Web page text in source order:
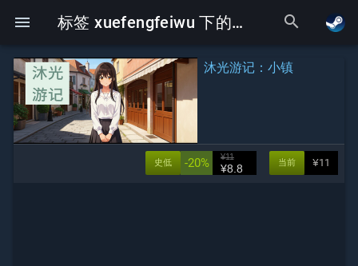
menu 标签 xuefengfeiwu 下的Galgame search
沐光游记：小镇
¥11
当前
-20% ¥11
¥8.8
史低